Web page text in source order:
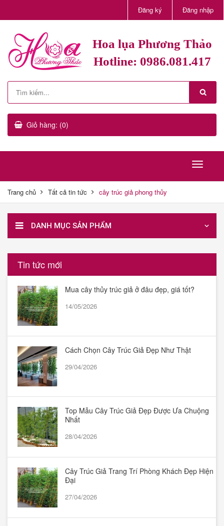
Đăng ký Đăng nhập
Hoa lụa Phương Thảo
Hotline: 0986.081.417
Giỏ hàng: (0)
Trang chủ Tất cả tin tức cây trúc giả phong thủy
DANH MỤC SẢN PHẨM
Tin tức mới
Mua cây thủy trúc giả ở đâu đẹp, giá tốt?
14/05/2026
Cách Chọn Cây Trúc Giả Đẹp Như Thật
29/04/2026
Top Mẫu Cây Trúc Giả Đẹp Được Ưa Chuộng
Nhất
28/04/2026
Cây Trúc Giả Trang Trí Phòng Khách Đẹp Hiện
Đại
27/04/2026